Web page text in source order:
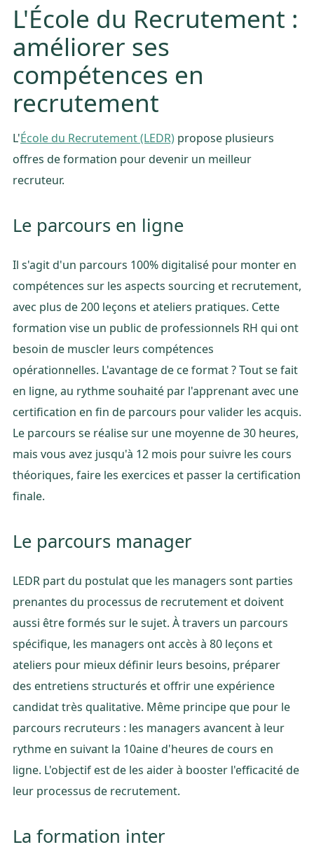
L'École du Recrutement :
améliorer ses
compétences en
recrutement
L'École du Recrutement (LEDR) propose plusieurs
offres de formation pour devenir un meilleur
recruteur.
Le parcours en ligne
Il s'agit d'un parcours 100% digitalisé pour monter en
compétences sur les aspects sourcing et recrutement,
avec plus de 200 leçons et ateliers pratiques. Cette
formation vise un public de professionnels RH qui ont
besoin de muscler leurs compétences
opérationnelles. L'avantage de ce format ? Tout se fait
en ligne, au rythme souhaité par l'apprenant avec une
certification en fin de parcours pour valider les acquis.
Le parcours se réalise sur une moyenne de 30 heures,
mais vous avez jusqu'à 12 mois pour suivre les cours
théoriques, faire les exercices et passer la certification
finale.
Le parcours manager
LEDR part du postulat que les managers sont parties
prenantes du processus de recrutement et doivent
aussi être formés sur le sujet. À travers un parcours
spécifique, les managers ont accès à 80 leçons et
ateliers pour mieux définir leurs besoins, préparer
des entretiens structurés et offrir une expérience
candidat très qualitative. Même principe que pour le
parcours recruteurs : les managers avancent à leur
rythme en suivant la 10aine d'heures de cours en
ligne. L'objectif est de les aider à booster l'efficacité de
leur processus de recrutement.
La formation inter